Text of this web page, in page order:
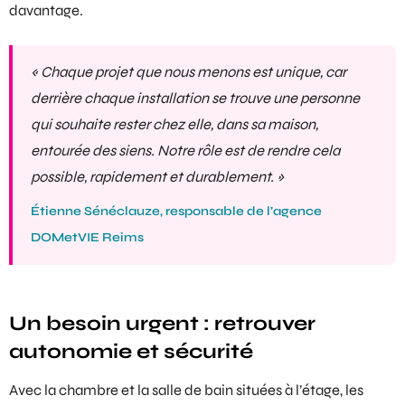
davantage.
« Chaque projet que nous menons est unique, car
derrière chaque installation se trouve une personne
qui souhaite rester chez elle, dans sa maison,
entourée des siens. Notre rôle est de rendre cela
possible, rapidement et durablement. »
Étienne Sénéclauze, responsable de l’agence
DOMetVIE Reims
Un besoin urgent : retrouver
autonomie et sécurité
Avec la chambre et la salle de bain situées à l’étage, les